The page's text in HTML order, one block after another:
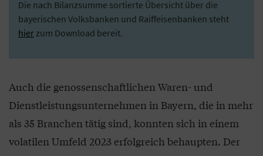
Die nach Bilanzsumme sortierte Übersicht über die
bayerischen Volksbanken und Raiffeisenbanken steht
hier zum Download bereit.
Auch die genossenschaftlichen Waren- und
Dienstleistungsunternehmen in Bayern, die in mehr
als 35 Branchen tätig sind, konnten sich in einem
volatilen Umfeld 2023 erfolgreich behaupten. Der